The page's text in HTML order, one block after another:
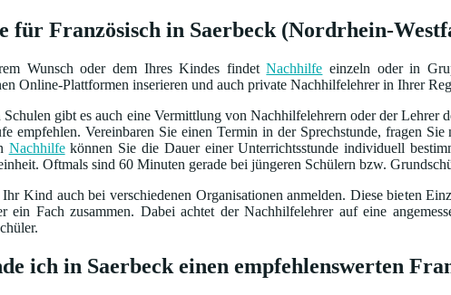
für Französisch in Saerbeck (Nordrhein-
Wunsch oder dem Ihres Kindes findetNachhilfe einzeln oder in
Online-Plattformen inserieren und auch private Nachhilfelehrer in Ihrer
Schulen gibt es auch eine Vermittlung von Nachhilfelehrern oder der Lehrer
empfehlen. Vereinbaren Sie einen Termin in der Sprechstunde, fragen
Nachhilfekönnen Sie die Dauer einer Unterrichtsstunde individuell
Oftmals sind 60 Minuten gerade bei jüngeren Schülern bzw.
Kind auch bei verschiedenen Organisationen anmelden. Diese bieten
ein Fach zusammen. Dabei achtet der Nachhilfelehrer auf eine
ich in Saerbeck einen empfehlenswerten